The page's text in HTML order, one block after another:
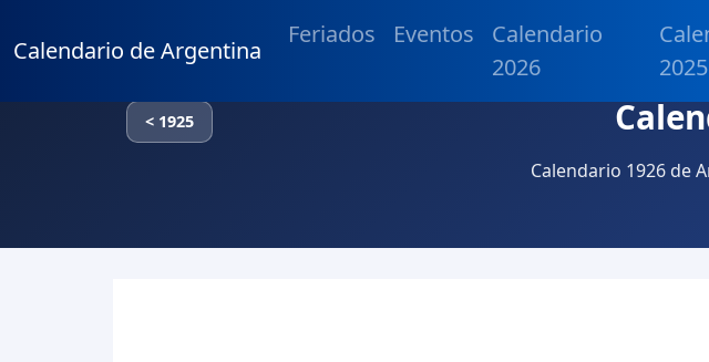
Calendario de Argentina
Feriados Eventos
Calendario
2026
2025
< 1925
Calendario 1926 de